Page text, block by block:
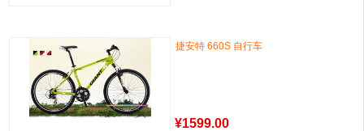
捷安特 660S 自行车
¥1599.00